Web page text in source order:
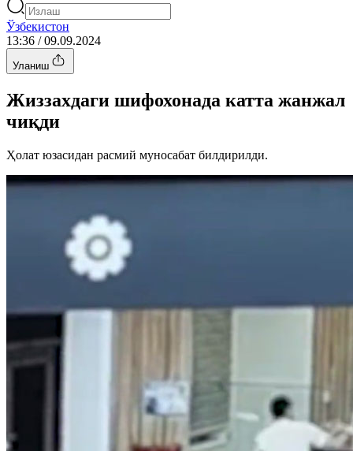
Ўзбекистон
13:36 / 09.09.2024
Уланиш
Жиззахдаги шифохонада катта жанжал
чиқди
Ҳолат юзасидан расмий муносабат билдирилди.